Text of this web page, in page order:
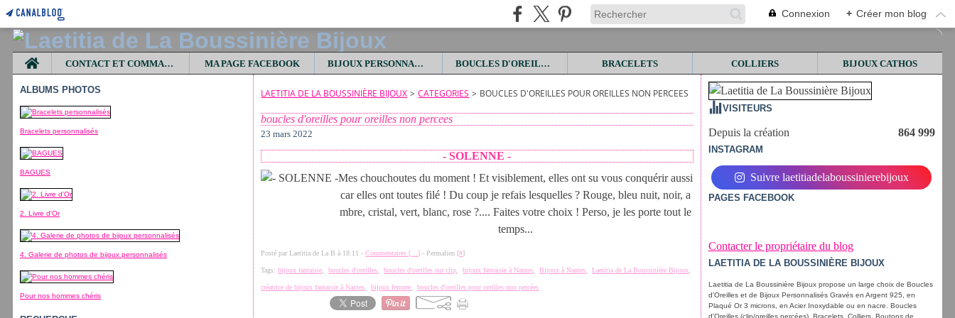
Connexion + Créer mon blog
Home
CONTACT ET COMMANDES MA PAGE FACEBOOK BIJOUX PERSONNALISES BOUCLES D'OREILLES BRACELETS COLLIERS BIJOUX CATHOS
ALBUMS PHOTOS
Bracelets personnalisés
BAGUES
2. Livre d'Or
4. Galerie de photos de bijoux personnalisés
Pour nos hommes chéris
LAETITIA DE LA BOUSSINIÈRE BIJOUX > CATEGORIES > BOUCLES D'OREILLES POUR OREILLES NON PERCEES
boucles d'oreilles pour oreilles non percees
23 mars 2022
- SOLENNE -
Mes chouchoutes du moment ! Et visiblement, elles ont su vous conquérir aussi
car elles ont toutes filé ! Du coup je refais lesquelles ? Rouge, bleu nuit, noir, a
mbre, cristal, vert, blanc, rose ?.... Faites votre choix ! Perso, je les porte tout le
temps...
Posté par Laetitia de La B à 18:11 -Commentaires [ …] - Permalien [#]
Tags:bijoux fantaisie ,boucles d'oreilles ,boucles d'oreilles sur clip ,bijoux fantaisie à Nantes ,Bijoux à Nantes ,Laetitia de La Boussinière Bijoux
créatrice de bijoux fantaisie à Nantes ,bijoux femme ,boucles d'oreilles pour oreilles non percées
VISITEURS
Depuis la création 864 999
INSTAGRAM
Suivre laetitiadelaboussinierebijoux
PAGES FACEBOOK
Contacter le propriétaire du blog
LAETITIA DE LA BOUSSINIÈRE BIJOUX
Laetitia de La Boussinière Bijoux propose un large choix de Boucles
d'Oreilles et de Bijoux Personnalisés Gravés en Argent 925, en
Plaqué Or 3 microns, en Acier Inoxydable ou en nacre. Boucles
d'Oreilles (clip/oreilles percées), Bracelets, Colliers, Boutons de